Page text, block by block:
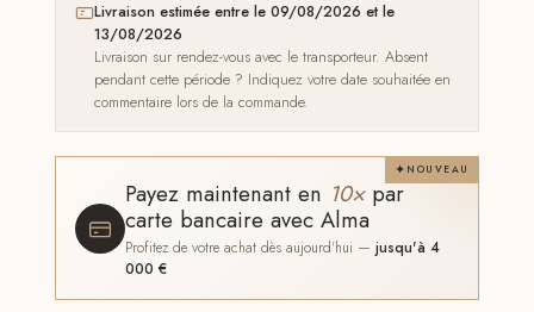
Livraison estimée entre le 09/08/2026 et le
13/08/2026
Livraison sur rendez-vous avec le transporteur. Absent
pendant cette période ? Indiquez votre date souhaitée en
commentaire lors de la commande.
NOUVEAU
Payez maintenant en 10×par
carte bancaire avec Alma
Profitez de votre achat dès aujourd'hui —jusqu'à 4
000 €